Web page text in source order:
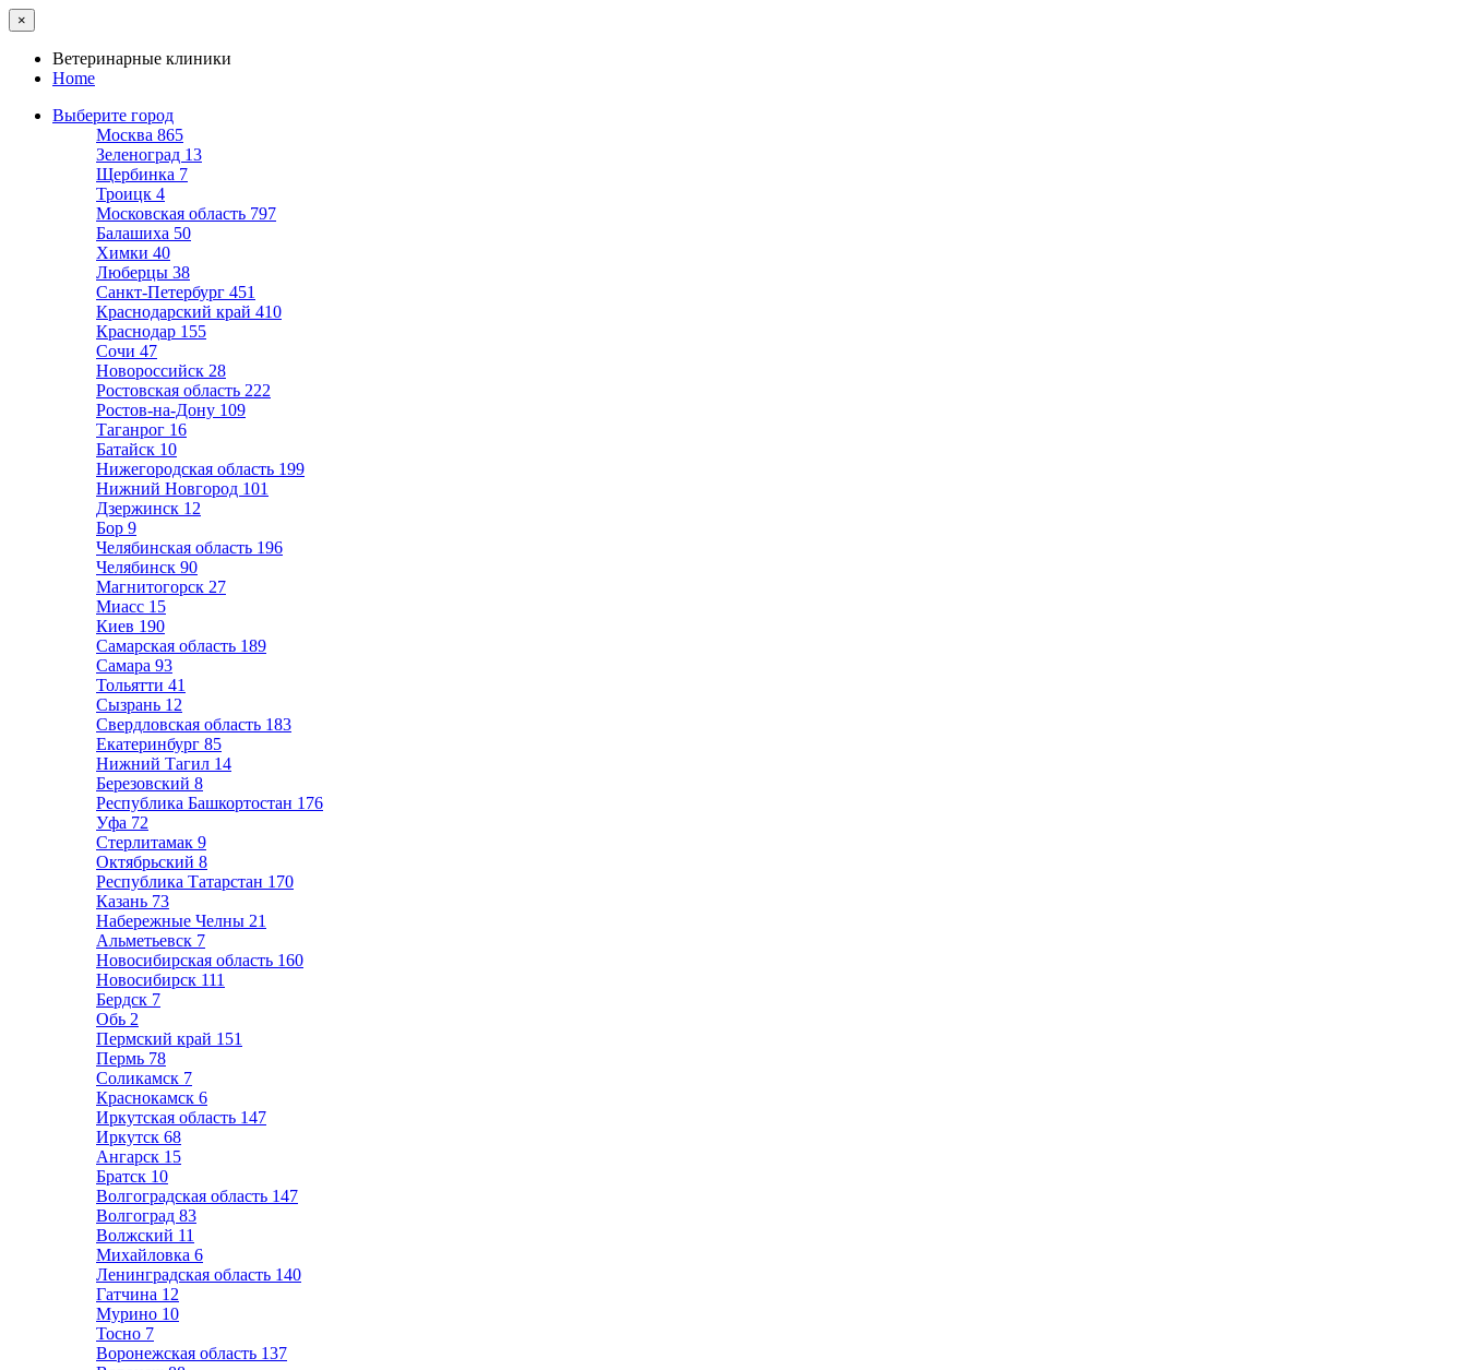
×
Ветеринарные клиники
Home
Выберите город
Москва 865
Зеленоград 13
Щербинка 7
Троицк 4
Московская область 797
Балашиха 50
Химки 40
Люберцы 38
Санкт-Петербург 451
Краснодарский край 410
Краснодар 155
Сочи 47
Новороссийск 28
Ростовская область 222
Ростов-на-Дону 109
Таганрог 16
Батайск 10
Нижегородская область 199
Нижний Новгород 101
Дзержинск 12
Бор 9
Челябинская область 196
Челябинск 90
Магнитогорск 27
Миасс 15
Киев 190
Самарская область 189
Самара 93
Тольятти 41
Сызрань 12
Свердловская область 183
Екатеринбург 85
Нижний Тагил 14
Березовский 8
Республика Башкортостан 176
Уфа 72
Стерлитамак 9
Октябрьский 8
Республика Татарстан 170
Казань 73
Набережные Челны 21
Альметьевск 7
Новосибирская область 160
Новосибирск 111
Бердск 7
Обь 2
Пермский край 151
Пермь 78
Соликамск 7
Краснокамск 6
Иркутская область 147
Иркутск 68
Ангарск 15
Братск 10
Волгоградская область 147
Волгоград 83
Волжский 11
Михайловка 6
Ленинградская область 140
Гатчина 12
Мурино 10
Тосно 7
Воронежская область 137